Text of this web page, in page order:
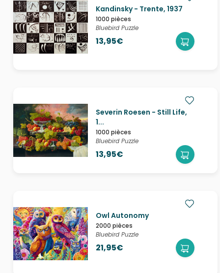
Kandinsky - Trente, 1937
1000 pièces
Bluebird Puzzle
13,95€
Severin Roesen - Still Life,
1...
1000 pièces
Bluebird Puzzle
13,95€
Owl Autonomy
2000 pièces
Bluebird Puzzle
21,95€